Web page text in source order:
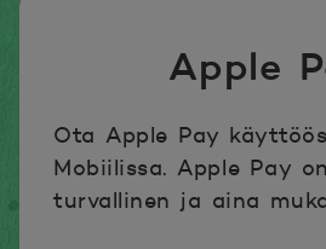
Apple
Ota Apple Pay
Mobiilissa. Apple Pay
turvallinen ja aina